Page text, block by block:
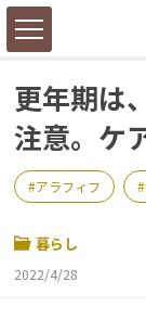
更年期は
注意。ケ
アラフィフ
暮らし
2022/4/28